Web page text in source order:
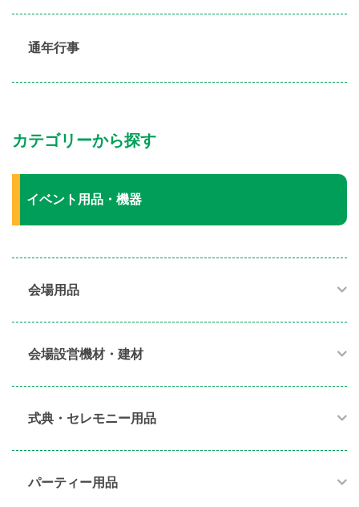
通年行事
カテゴリーから探す
イベント用品・機器
会場用品
会場設営機材・建材
式典・セレモニー用品
パーティー用品​